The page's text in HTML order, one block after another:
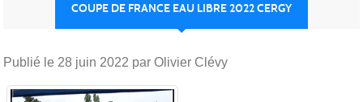
COUPE DE FRANCE EAU LIBRE 2022 CERGY
Publié le 28 juin 2022 par Olivier Clévy